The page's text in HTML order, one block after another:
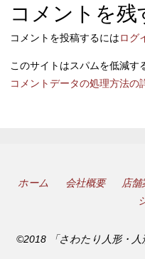
コメントを残
コメントを投稿するにはログ
このサイトはスパムを低減す
コメントデータの処理方法の
ホーム 会社概要 店舗
©2018 「さわたり人形・人